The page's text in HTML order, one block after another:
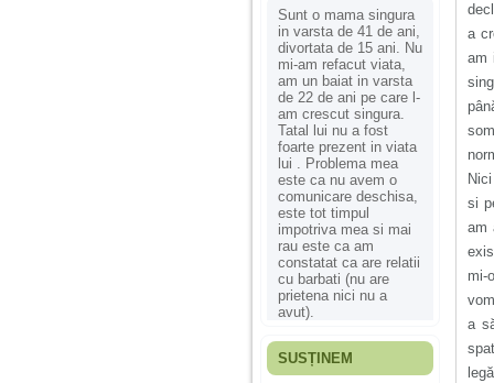
Sunt o mama singura
in varsta de 41 de ani,
divortata de 15 ani. Nu
mi-am refacut viata,
am un baiat in varsta
de 22 de ani pe care l-
am crescut singura.
Tatal lui nu a fost
foarte prezent in viata
lui . Problema mea
este ca nu avem o
comunicare deschisa,
este tot timpul
impotriva mea si mai
rau este ca am
constatat ca are relatii
cu barbati (nu are
prietena nici nu a
avut).
Fiica mea s-a nascut
SUSȚINEM
a
am
si
am
mi-
a